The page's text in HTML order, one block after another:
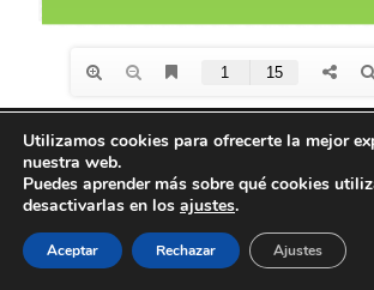
Diseño de Seos +
| © Todos los
Fundación Arista - Aviso Legal
privacidad- Política de
Utilizamos cookies para ofrecerte la mejor
nuestra web.
Puedes aprender más sobre qué cookies
desactivarlas en los ajustes.
Aceptar Rechazar Ajustes